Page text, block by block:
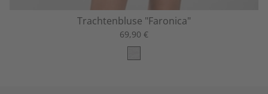
Trachtenbluse "Faronica"
69,90 €